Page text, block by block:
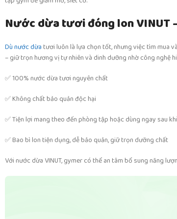
Nước dừa tươi đóng lon VINUT
Dù nước dừatươi luôn là lựa chọn tốt, nhưng việc tìm mua
– giữ trọn hương vị tự nhiên và dinh dưỡng nhờ công nghệ
✅ 100% nước dừa tươi nguyên chất
✅ Không chất bảo quản độc hại
✅ Tiện lợi mang theo đến phòng tập hoặc dùng ngay sau
✅ Bao bì lon tiện dụng, dễ bảo quản, giữ trọn dưỡng chất
Với nước dừa VINUT, gymer có thể an tâm bổ sung năng